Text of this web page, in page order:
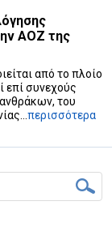
AOZ της
από το πλοίο
επί συνεχούς
του
περισσότερα